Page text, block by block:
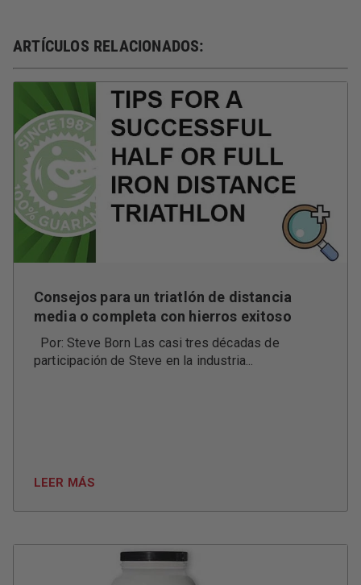
ARTÍCULOS RELACIONADOS:
Consejos para un triatlón de distancia
media o completa con hierros exitoso
Por: Steve Born Las casi tres décadas de
participación de Steve en la industria...
LEER MÁS